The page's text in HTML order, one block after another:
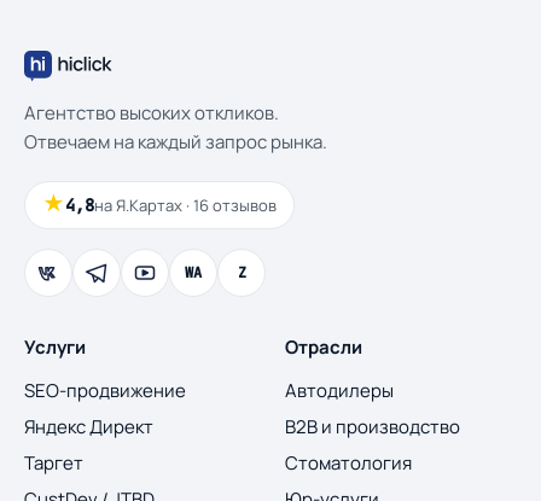
Агентство высоких откликов.
Отвечаем на каждый запрос рынка.
★4,8на Я.Картах · 16 отзывов
WA Z
Услуги
SEO-продвижение
Яндекс Директ
Таргет
Отрасли
Автодилеры
B2B и производство
Стоматология